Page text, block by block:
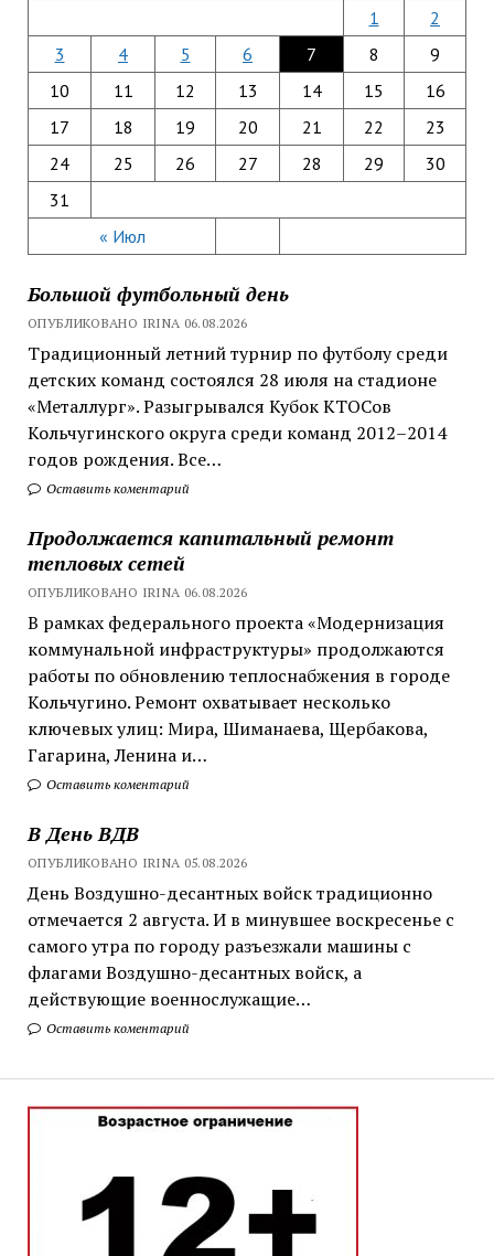
« Июл
1
2
3
4 5 6 7 8
9
10
11 12 13 14 15
16
17
18 19 20 21 22
23
24
25 26 27 28 29
30
31
Большой футбольный день
ОПУБЛИКОВАНО IRINA 06.08.2026
Традиционный летний турнир по футболу среди
детских команд состоялся 28 июля на стадионе
«Металлург». Разыгрывался Кубок КТОСов
Кольчугинского округа среди команд 2012–2014
годов рождения. Все…
Оставить коментарий
Продолжается капитальный ремонт
тепловых сетей
ОПУБЛИКОВАНО IRINA 06.08.2026
В рамках федерального проекта «Модернизация
коммунальной инфраструктуры» продолжаются
работы по обновлению теплоснабжения в городе
Кольчугино. Ремонт охватывает несколько
ключевых улиц: Мира, Шиманаева, Щербакова,
Гагарина, Ленина и…
Оставить коментарий
В День ВДВ
ОПУБЛИКОВАНО IRINA 05.08.2026
День Воздушно-десантных войск традиционно
отмечается 2 августа. И в минувшее воскресенье с
самого утра по городу разъезжали машины с
флагами Воздушно-десантных войск, а
действующие военнослужащие…
Оставить коментарий